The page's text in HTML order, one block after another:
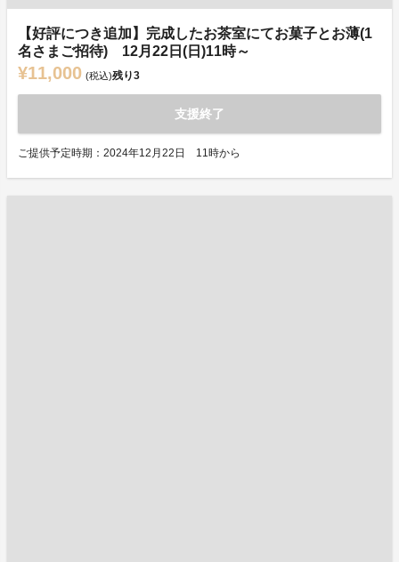
【好評につき追加】完成したお茶室にてお菓子とお薄(1
名さまご招待) 12月22日(日)11時～
¥11,000 (税込)残り3
支援終了
ご提供予定時期：2024年12月22日 11時から